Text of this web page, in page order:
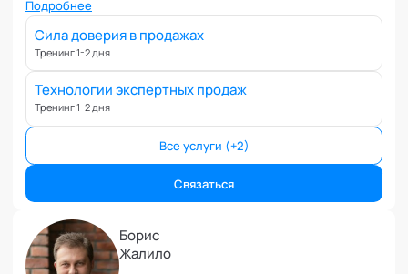
Воспитание
Депрессия
Долголетие и качество жизни
Клиентский менеджмент
Когнитивные способности
лидерства, управления. Член Высшего экспертного совета
кафедры "Системные продажи" Академии социальных
технологий.
Подробнее
Сила доверия в продажах
Тренинг 1-2 дня
Технологии экспертных продаж
Тренинг 1-2 дня
Все услуги (+2)
Связаться
Борис
Жалило